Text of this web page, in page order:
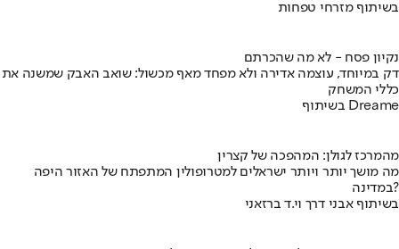
בשיתוף מזרחי טפחות
נקיון פסח - לא מה שהכרתם
דק במיוחד, עוצמה אדירה ולא מפחד מאף מכשול: שואב האבק שמשנה את
כללי המשחק
בשיתוף Dreame
מהמרכז לגולן: המהפכה של קצרין
מה מושך יותר ויותר ישראלים למטרופולין המתפתח של האזור היפה
במדינה?
בשיתוף אבני דרך וי.ד ברזאני